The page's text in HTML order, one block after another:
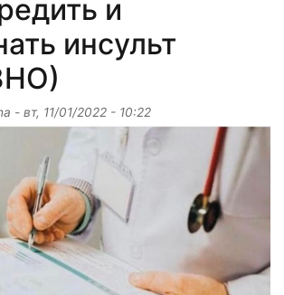
и
инсульт
- вт, 11/01/2022 - 10:22